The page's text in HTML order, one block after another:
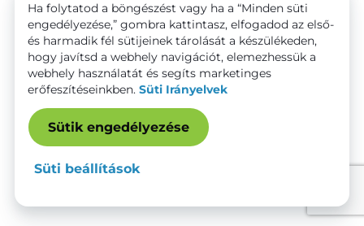
Ha folytatod a böngészést vagy ha a “Minden süti
engedélyezése,” gombra kattintasz, elfogadod az első-
és harmadik fél sütijeinek tárolását a készülékeden,
hogy javítsd a webhely navigációt, elemezhessük a
webhely használatát és segíts marketinges
erőfeszítéseinkben. Süti Irányelvek
Sütik engedélyezése
Süti beállítások